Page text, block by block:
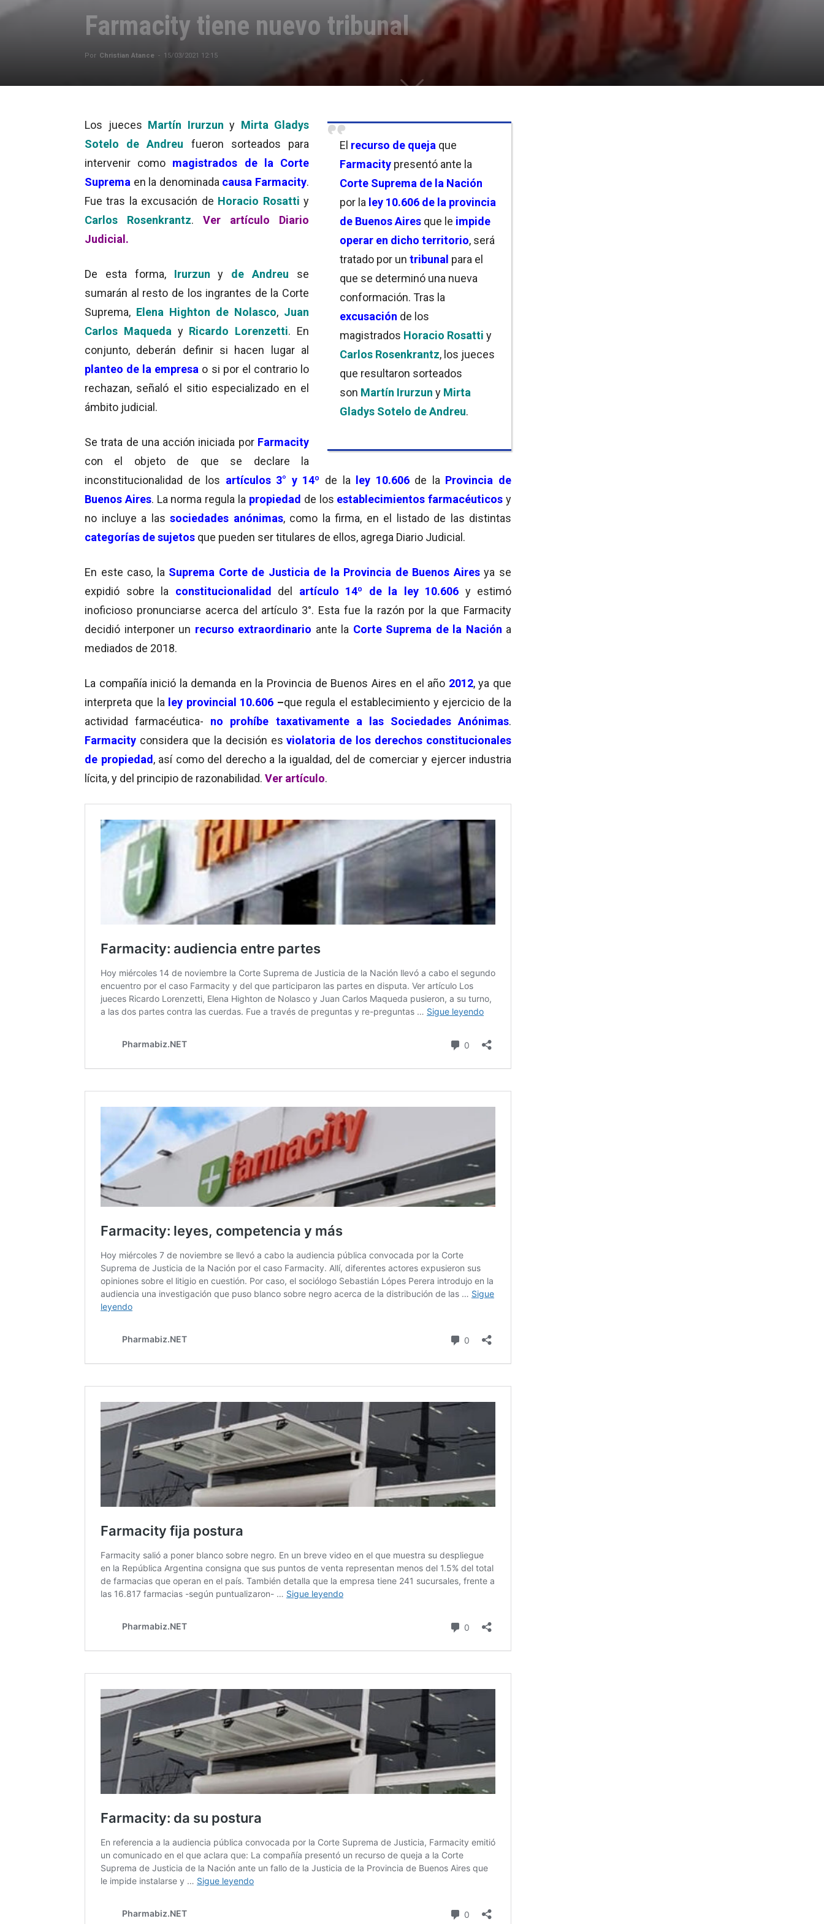
Farmacity tiene nuevo tribunal
Por Christian Atance - 15/03/2021 12:15
El recurso de queja que
Farmacity presentó ante la
Corte Suprema de la Nación
por la ley 10.606 de la provincia
de Buenos Aires que le impide
operar en dicho territorio, será
tratado por un tribunal para el
que se determinó una nueva
conformación. Tras la
excusación de los
magistrados Horacio Rosatti y
Carlos Rosenkrantz, los jueces
que resultaron sorteados
son Martín Irurzun y Mirta
Gladys Sotelo de Andreu.
Los jueces Martín Irurzun y Mirta Gladys
Sotelo de Andreu fueron sorteados para
intervenir como magistrados de la Corte
Suprema en la denominada causa Farmacity.
Fue tras la excusación de Horacio Rosatti y
Carlos Rosenkrantz. Ver artículo Diario
Judicial.
De esta forma,Irurzun y de Andreu se
sumarán al resto de los ingrantes de la Corte
Suprema, Elena Highton de Nolasco, Juan
Carlos Maqueda y Ricardo Lorenzetti. En
conjunto, deberán definir si hacen lugar al
planteo de la empresa o si por el contrario lo
rechazan, señaló el sitio especializado en el
ámbito judicial.
Se trata de una acción iniciada por Farmacity
con el objeto de que se declare la
inconstitucionalidad de los artículos 3° y 14º de la ley 10.606 de la Provincia de
Buenos Aires. La norma regula la propiedad de los establecimientos farmacéuticos y
no incluye a las sociedades anónimas, como la firma, en el listado de las distintas
categorías de sujetos que pueden ser titulares de ellos, agrega Diario Judicial.
En este caso, la Suprema Corte de Justicia de la Provincia de Buenos Airesya se
expidió sobre la constitucionalidad del artículo 14º de la ley 10.606 y estimó
inoficioso pronunciarse acerca del artículo 3°. Esta fue la razón por la que Farmacity
decidió interponer un recurso extraordinario ante la Corte Suprema de la Nación a
mediados de 2018.
La compañía inició la demanda en la Provincia de Buenos Aires en el año 2012, ya que
interpreta que la ley provincial 10.606 –que regula el establecimiento y ejercicio de la
actividad farmacéutica- no prohíbe taxativamente a las Sociedades Anónimas.
Farmacity considera que la decisión esviolatoria de los derechos constitucionales
de propiedad, así como del derecho a la igualdad, del de comerciar y ejercer industria
lícita, y del principio de razonabilidad. Ver artículo.